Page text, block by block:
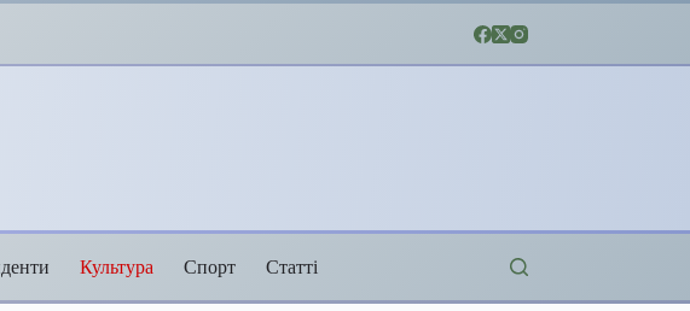
Культура Спорт Статті